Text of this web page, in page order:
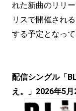
れた新曲のリリ
リスで開催され
する予定となって
配信シングル「
え。」2026年5